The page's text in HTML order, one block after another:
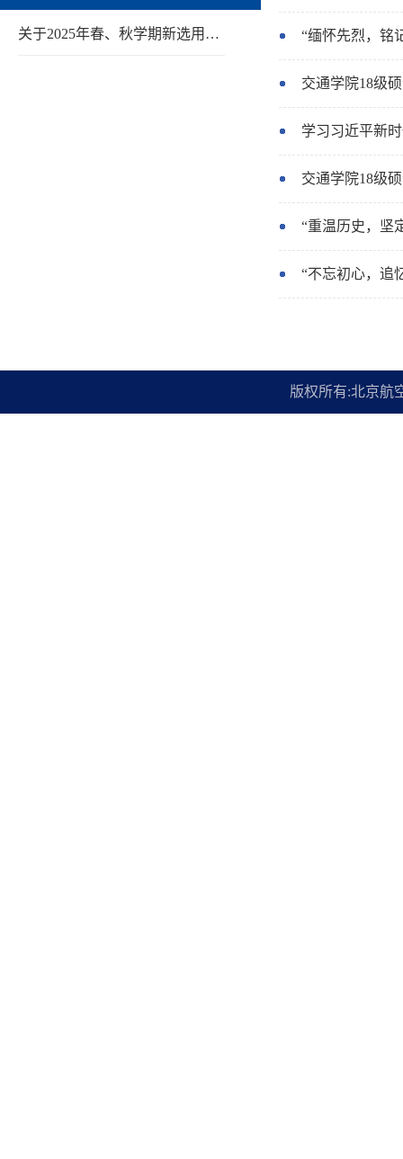
关于2025年春、秋学期新选用… “缅怀先烈，铭
交通学院18级
学习习近平新
交通学院18级
“重温历史，坚
“不忘初心，追
版权所有:北京航